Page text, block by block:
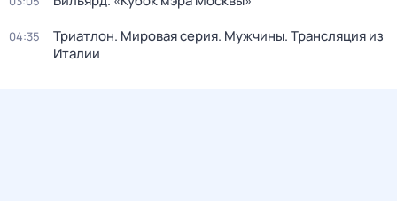
04:35
Триатлон. Мировая серия. Мужчины. Трансляция из
Италии